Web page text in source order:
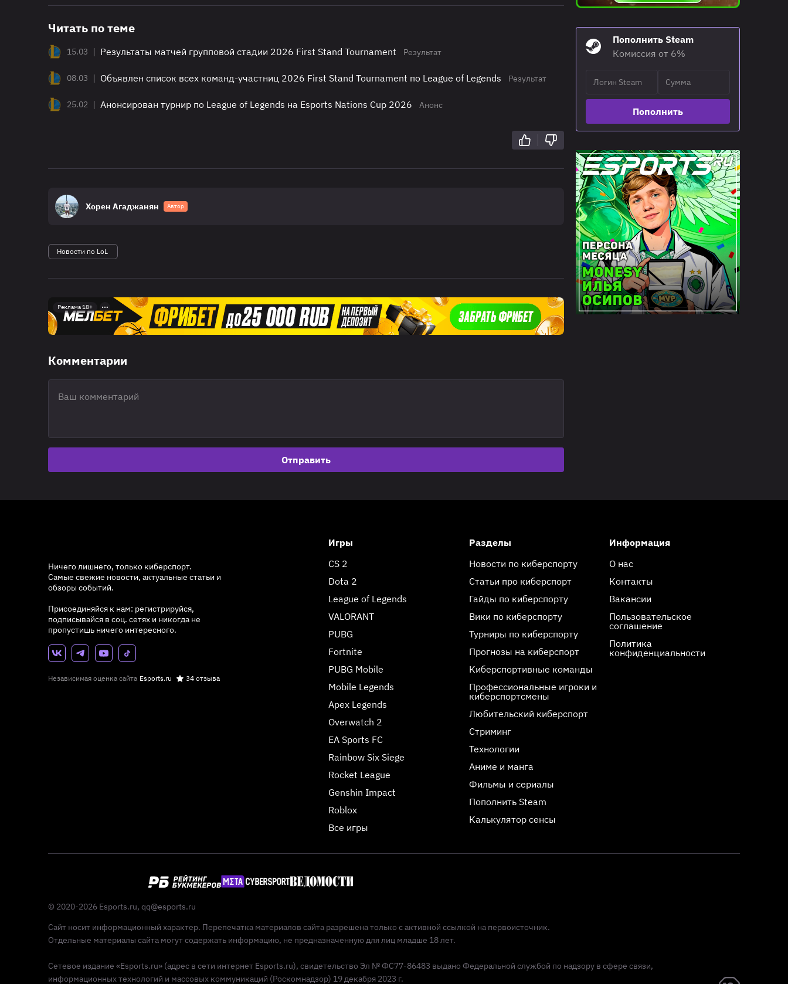
Читать по теме
15.03 | Результаты матчей групповой стадии 2026 First Stand Tournament Результат
08.03 | Объявлен список всех команд-участниц 2026 First Stand Tournament по League of Legends Результат
25.02 | Анонсирован турнир по League of Legends на Esports Nations Cup 2026 Анонс
Хорен Агаджанян Автор
Новости по LoL
Реклама 18+
Комментарии
Отправить
Пополнить Steam
Комиссия от 6%
Пополнить
Ничего лишнего, только киберспорт.
Самые свежие новости, актуальные статьи и
обзоры событий.
Присоединяйся к нам: регистрируйся,
подписывайся в соц. сетях и никогда не
пропустишь ничего интересного.
Независимая оценка сайта Esports.ru 34 отзыва
Игры
CS 2
Dota 2
League of Legends
VALORANT
PUBG
Fortnite
PUBG Mobile
Mobile Legends
Apex Legends
Overwatch 2
EA Sports FC
Rainbow Six Siege
Rocket League
Genshin Impact
Roblox
Все игры
Разделы
Новости по киберспорту
Статьи про киберспорт
Гайды по киберспорту
Вики по киберспорту
Турниры по киберспорту
Прогнозы на киберспорт
Киберспортивные команды
Профессиональные игроки и
киберспортсмены
Любительский киберспорт
Стриминг
Технологии
Аниме и манга
Фильмы и сериалы
Пополнить Steam
Калькулятор сенсы
Информация
О нас
Контакты
Вакансии
Пользовательское
соглашение
Политика
конфиденциальности
© 2020-2026 Esports.ru, qq@esports.ru
Сайт носит информационный характер. Перепечатка материалов сайта разрешена только с активной ссылкой на первоисточник.
Отдельные материалы сайта могут содержать информацию, не предназначенную для лиц младше 18 лет.
Сетевое издание «Esports.ru» (адрес в сети интернет Esports.ru), свидетельство Эл № ФС77-86483 выдано Федеральной службой по надзору в сфере связи,
информационных технологий и массовых коммуникаций (Роскомнадзор) 19 декабря 2023 г.